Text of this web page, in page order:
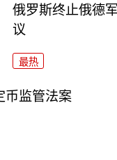
俄罗斯终止俄德
议
最热
币监管法案